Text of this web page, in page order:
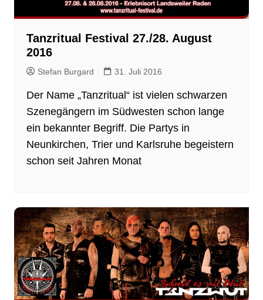
Tanzritual Festival 27./28. August
2016
Stefan Burgard 31. Juli 2016
Der Name „Tanzritual“ ist vielen schwarzen
Szenegängern im Südwesten schon lange
ein bekannter Begriff. Die Partys in
Neunkirchen, Trier und Karlsruhe begeistern
schon seit Jahren Monat